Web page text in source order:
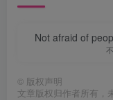
Not afraid of
© 版权声明
文章版权归作者所有，